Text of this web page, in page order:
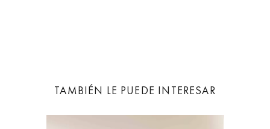
TAMBIÉN LE PUEDE INTERESAR